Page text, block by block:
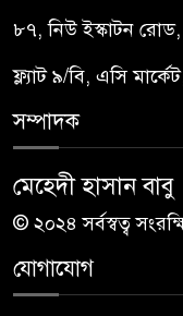
৮৭, নিউ ইস্কাটন
ফ্ল্যাট ৯/বি, এসি
সম্পাদক
মেহেদী হাসান বাবু
© ২০২৪ সর্বস্বত্ব
যোগাযোগ